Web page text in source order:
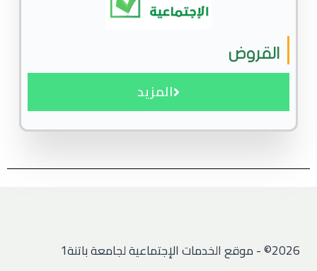
القروض
المزيد
2026© - موقع الخدمات الإجتماعية لجامعة باتنة1